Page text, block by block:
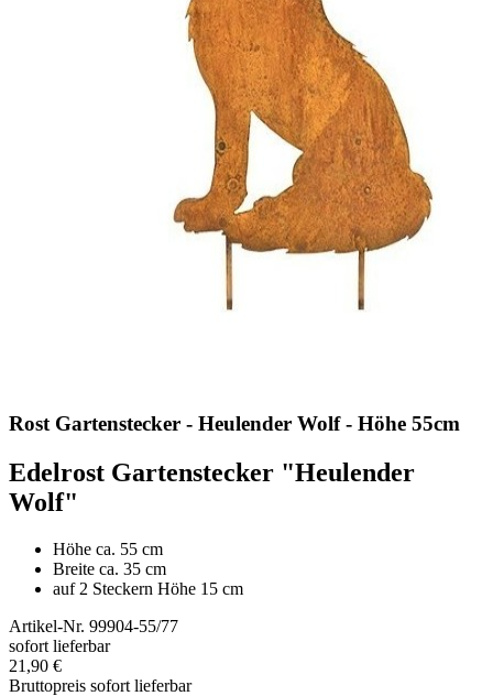
Rost Gartenstecker - Heulender Wolf - Höhe 55cm
Edelrost Gartenstecker "Heulender
Wolf"
Höhe ca. 55 cm
Breite ca. 35 cm
auf 2 Steckern Höhe 15 cm
Artikel-Nr. 99904-55/77
sofort lieferbar
21,90 €
Bruttopreis sofort lieferbar